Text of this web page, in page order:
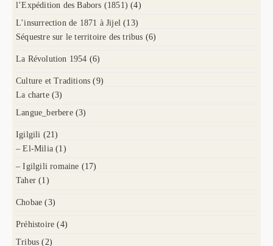
l’Expédition des Babors (1851) (4)
L’insurrection de 1871 à Jijel (13)
Séquestre sur le territoire des tribus (6)
La Révolution 1954 (6)
Culture et Traditions (9)
La charte (3)
Langue_berbere (3)
Igilgili (21)
– El-Milia (1)
– Igilgili romaine (17)
Taher (1)
Chobae (3)
Préhistoire (4)
Tribus (2)